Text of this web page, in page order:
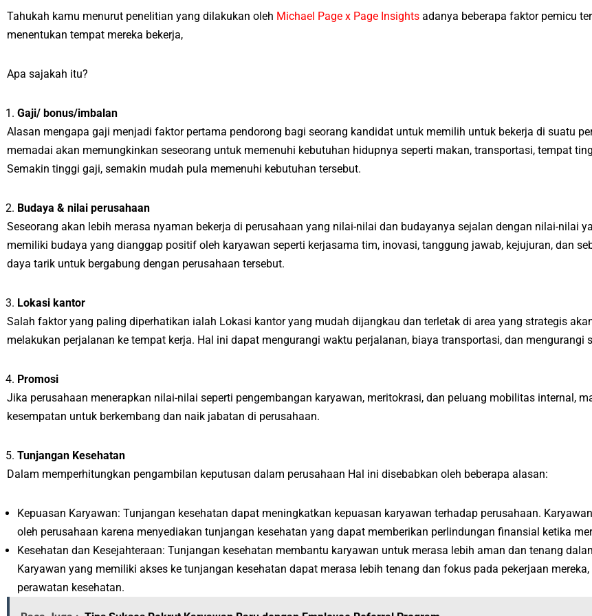
Tahukah kamu menurut penelitian yang dilakukan oleh Michael Page x Page Insights adanya beberapa faktor pemicu
menentukan tempat mereka bekerja,
Apa sajakah itu?
Gaji/ bonus/imbalan
Alasan mengapa gaji menjadi faktor pertama pendorong bagi seorang kandidat untuk memilih untuk bekerja di suatu
memadai akan memungkinkan seseorang untuk memenuhi kebutuhan hidupnya seperti makan, transportasi, tempat
Semakin tinggi gaji, semakin mudah pula memenuhi kebutuhan tersebut.
Budaya & nilai perusahaan
Seseorang akan lebih merasa nyaman bekerja di perusahaan yang nilai-nilai dan budayanya sejalan dengan nilai-nilai
memiliki budaya yang dianggap positif oleh karyawan seperti kerjasama tim, inovasi, tanggung jawab, kejujuran, dan
daya tarik untuk bergabung dengan perusahaan tersebut.
Lokasi kantor
Salah faktor yang paling diperhatikan ialah Lokasi kantor yang mudah dijangkau dan terletak di area yang strategis
melakukan perjalanan ke tempat kerja. Hal ini dapat mengurangi waktu perjalanan, biaya transportasi, dan mengurangi
Promosi
Jika perusahaan menerapkan nilai-nilai seperti pengembangan karyawan, meritokrasi, dan peluang mobilitas internal,
kesempatan untuk berkembang dan naik jabatan di perusahaan.
Tunjangan Kesehatan
Dalam memperhitungkan pengambilan keputusan dalam perusahaan Hal ini disebabkan oleh beberapa alasan:
Kepuasan Karyawan: Tunjangan kesehatan dapat meningkatkan kepuasan karyawan terhadap perusahaan.
oleh perusahaan karena menyediakan tunjangan kesehatan yang dapat memberikan perlindungan finansial ketika
Kesehatan dan Kesejahteraan: Tunjangan kesehatan membantu karyawan untuk merasa lebih aman dan tenang
Karyawan yang memiliki akses ke tunjangan kesehatan dapat merasa lebih tenang dan fokus pada pekerjaan
perawatan kesehatan.